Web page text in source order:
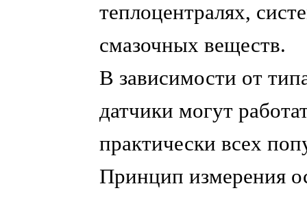
теплоцентралях,
смазочных веществ.
В зависимости от
датчики могут
практически всех
Принцип измерения